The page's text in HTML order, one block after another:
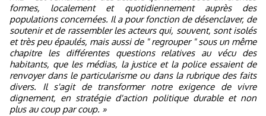
formes, localement et quotidiennement auprès des
populations concernées. Il a pour fonction de désenclaver, de
soutenir et de rassembler les acteurs qui, souvent, sont isolés
et très peu épaulés, mais aussi de " regrouper " sous un même
chapitre les différentes questions relatives au vécu des
habitants, que les médias, la justice et la police essaient de
renvoyer dans le particularisme ou dans la rubrique des faits
divers. Il s'agit de transformer notre exigence de vivre
dignement, en stratégie d'action politique durable et non
plus au coup par coup. »